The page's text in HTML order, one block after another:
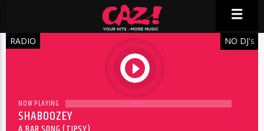
RADIO
play
NO DJ'S
NOW PLAYING
SHABOOZEY